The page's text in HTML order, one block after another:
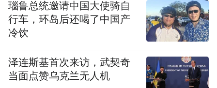
在球迷眼里，世界杯是传奇史诗，是四年一
次被打开的盛夏记忆。这一次，热爱将由AI
重新书写。咪咕将以100GB定向流量，让球
迷随时随地激情畅看。6月12日起，敬请锁定
咪咕视频、移动高清、咪视界、睛彩频道，
瑙鲁总统邀请中国大使骑自
行车，环岛后还喝了中国产
冷饮
泽连斯基首次来访，武契奇
当面点赞乌克兰无人机